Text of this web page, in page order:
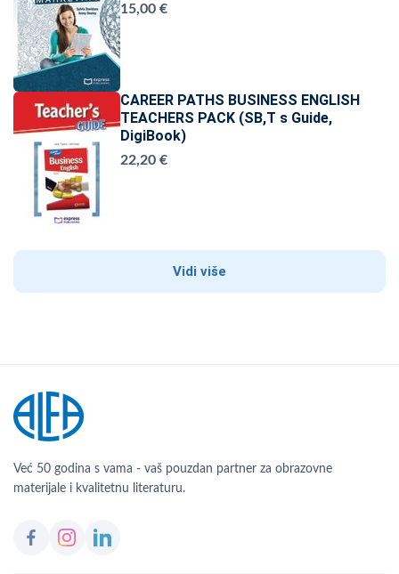
15,00 €
CAREER PATHS BUSINESS ENGLISH
TEACHERS PACK (SB,T s Guide,
DigiBook)
22,20 €
Vidi više
Već 50 godina s vama - vaš pouzdan partner za obrazovne
materijale i kvalitetnu literaturu.